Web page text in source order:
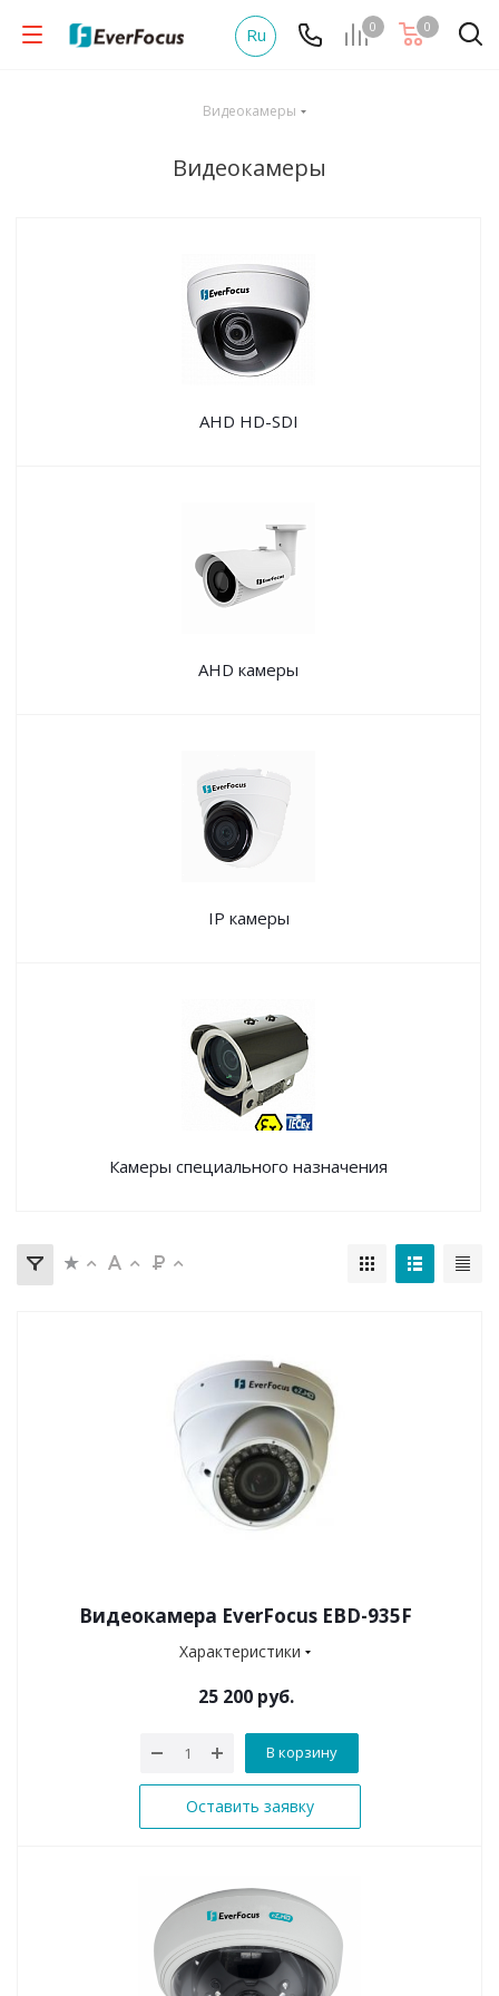
0 0
Ru
Видеокамеры
Видеокамеры
AHD HD-SDI
AHD камеры
IP камеры
Камеры специального назначения
Видеокамера EverFocus EBD-935F
Характеристики
25 200 руб.
В корзину
Оставить заявку